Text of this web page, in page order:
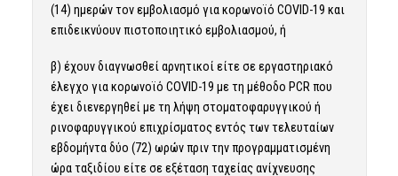
(14) ημερών τον εμβολιασμό για κορωνοϊό COVID-19 και
επιδεικνύουν πιστοποιητικό εμβολιασμού, ή
β) έχουν διαγνωσθεί αρνητικοί είτε σε εργαστηριακό
έλεγχο για κορωνοϊό COVID-19 με τη μέθοδο PCR που
έχει διενεργηθεί με τη λήψη στοματοφαρυγγικού ή
ρινοφαρυγγικού επιχρίσματος εντός των τελευταίων
εβδομήντα δύο (72) ωρών πριν την προγραμματισμένη
ώρα ταξιδίου είτε σε εξέταση ταχείας ανίχνευσης